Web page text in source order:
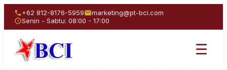
+62 812-8176-5959
marketing@pt-bci.com
Senin - Sabtu: 08:00 - 17:00
☰